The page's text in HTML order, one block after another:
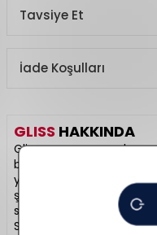
Tavsiye Et
İade Koşulları
GLISS HAKKINDA
Gliss, yıpranmış saçları
bakımında güçlü bir
yağ içerikleriyle saçın
şampuanlar, saç kremleri
sunar. Saça parlaklık,
Saç bakımında etkili